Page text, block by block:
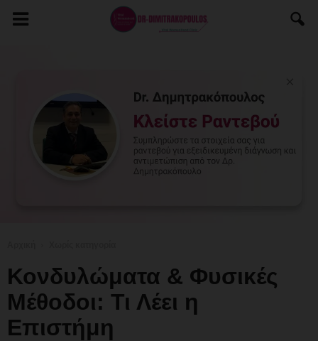
Κονδυλώματα & Φυσικές
Μέθοδοι: Τι Λέει η
Επιστήμη